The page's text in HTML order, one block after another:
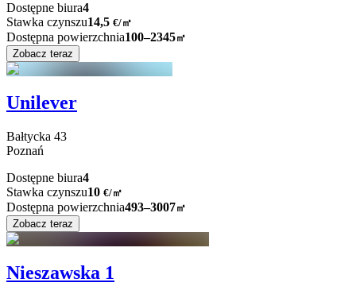
Dostępne biura4
Stawka czynszu14,5 €/㎡
Dostępna powierzchnia100–2345㎡
Zobacz teraz
Unilever
Bałtycka 43
Poznań
Dostępne biura4
Stawka czynszu10 €/㎡
Dostępna powierzchnia493–3007㎡
Zobacz teraz
Nieszawska 1